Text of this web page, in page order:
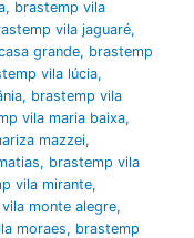
, brastemp vila
vila jaguaré,
grande, brastemp
vila lúcia,
, brastemp vila
vila maria baixa,
mazzei,
, brastemp vila
vila mirante,
monte alegre,
moraes, brastemp